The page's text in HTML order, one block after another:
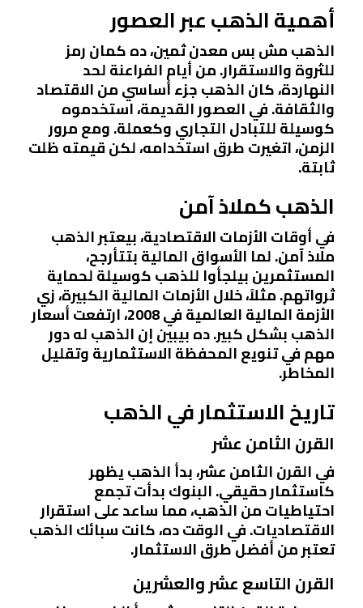
أهمية الذهب عبر العصور
الذهب مش بس معدن ثمين، ده كمان رمز
للثروة والاستقرار. من أيام الفراعنة لحد
النهاردة، كان الذهب جزء أساسي من الاقتصاد
والثقافة. في العصور القديمة، استخدموه
كوسيلة للتبادل التجاري وكعملة. ومع مرور
الزمن، اتغيرت طرق استخدامه، لكن قيمته ظلت
ثابتة.
الذهب كملاذ آمن
في أوقات الأزمات الاقتصادية، بيعتبر الذهب
ملاذ آمن. لما الأسواق المالية بتتأرجح،
المستثمرين بيلجأوا للذهب كوسيلة لحماية
ثرواتهم. مثلاً، خلال الأزمات المالية الكبيرة، زي
الأزمة المالية العالمية في 2008، ارتفعت أسعار
الذهب بشكل كبير. ده بيبين إن الذهب له دور
مهم في تنويع المحفظة الاستثمارية وتقليل
المخاطر.
تاريخ الاستثمار في الذهب
القرن الثامن عشر
في القرن الثامن عشر، بدأ الذهب يظهر
كاستثمار حقيقي. البنوك بدأت تجمع
احتياطيات من الذهب، مما ساعد على استقرار
الاقتصاديات. في الوقت ده، كانت سبائك الذهب
تعتبر من أفضل طرق الاستثمار.
القرن التاسع عشر والعشرين